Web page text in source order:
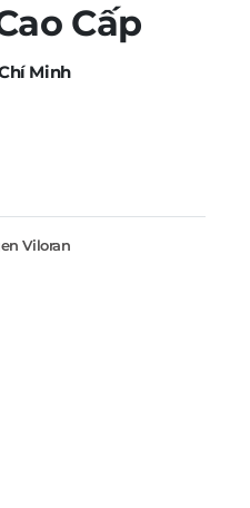
Cấp
Minh
Viloran